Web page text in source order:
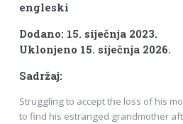
engleski
Dodano: 15. siječnja 2023.
Uklonjeno 15. siječnja 2026.
Sadržaj:
Struggling to accept the loss of his
to find his estranged grandmother